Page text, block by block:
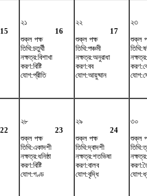
15
২১
16
শুক্ল পক্ষ
তিথি:চতুর্থী
নক্ষত্র:বিশাখা
করণ:বিষ্টি
যোগ:প্রীতি
২২
17
শুক্ল পক্ষ
তিথি:পঞ্চমী
নক্ষত্র:অনুরাধা
করণ:বব
যোগ:আয়ুষ্মান
২৩
শুক্ল
22
২৮
23
শুক্ল পক্ষ
তিথি:একাদশী
নক্ষত্র:ধনিষ্ঠা
করণ:বিষ্টি
যোগ:গণ্ড
২৯
24
শুক্ল পক্ষ
তিথি:দ্বাদশী
নক্ষত্র:শতভিষ‌া
করণ:বালব
যোগ:বৃদ্ধি
৩০
শুক্ল